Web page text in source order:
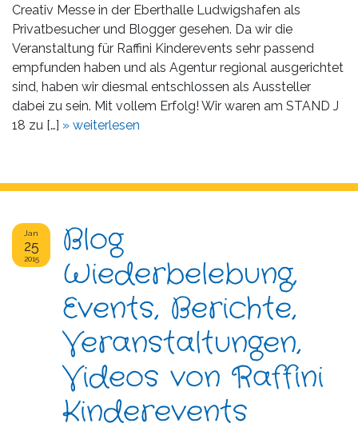
Creativ Messe in der Eberthalle Ludwigshafen als
Privatbesucher und Blogger gesehen. Da wir die
Veranstaltung für Raffini Kinderevents sehr passend
empfunden haben und als Agentur regional ausgerichtet
sind, haben wir diesmal entschlossen als Aussteller
dabei zu sein. Mit vollem Erfolg! Wir waren am STAND J
18 zu […] » weiterlesen
Jan
25
2015
Blog
Wiederbelebung,
Events, Berichte,
Veranstaltungen,
Videos von Raffini
Kinderevents